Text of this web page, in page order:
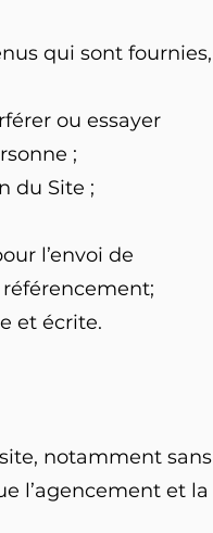
qui sont fournies,
ou essayer
;
du Site ;
l’envoi de
et écrite.
notamment sans
l’agencement et la